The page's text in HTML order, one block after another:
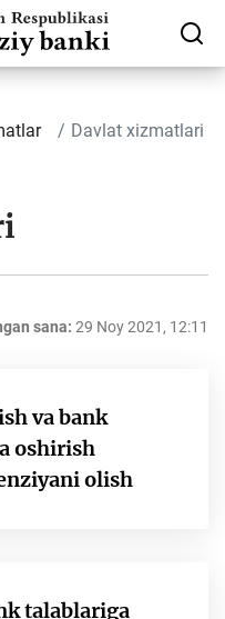
Davlat xizmatlari
sana: 29 Noy 2021, 12:11
va bank
oshirish
olish
talablariga